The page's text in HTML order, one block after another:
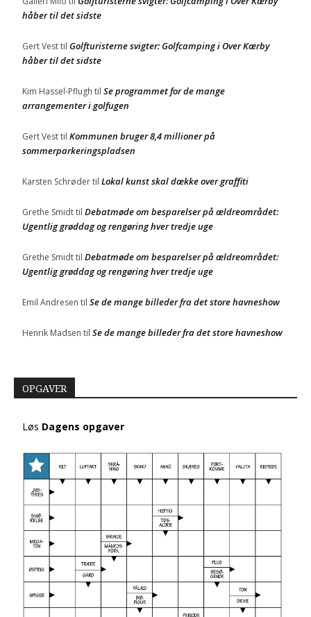
håber til det sidste
Gert Vesttil Golfturisterne svigter: Golfcamping i Over Kærby
håber til det sidste
Kim Hassel-Pflugh til Se programmet for de mange
arrangementer i golfugen
Gert Vesttil Kommunen bruger 8,4 millioner på
sommerparkeringspladsen
Karsten Schrødertil Lokal kunst skal dække over graffiti
Grethe Smidttil Debatmøde om besparelser på ældreområdet:
Ugentlig grøddag og rengøring hver tredje uge
Grethe Smidttil Debatmøde om besparelser på ældreområdet:
Ugentlig grøddag og rengøring hver tredje uge
Emil Andresen til Se de mange billeder fra det store havneshow
Henrik Madsen til Se de mange billeder fra det store havneshow
OPGAVER
Løs Dagens opgaver